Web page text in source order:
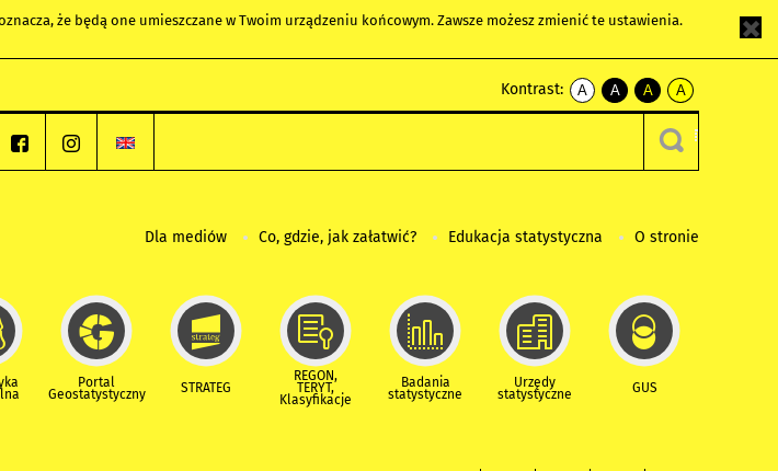
że będą one umieszczane w Twoim urządzeniu końcowym. Zawsze możesz zmienić te ustawienia.
Kontrast:
A
kontrast
A
kontrast
czarnym
A
kontrast
żółty
tekst
czarnym
A
kontrast
czarny
tekst
żółtym
Dla mediów Co, gdzie, jak załatwić? Edukacja statystyczna O stronie
Portal
Geostatystyczny STRATEG
REGON,
TERYT,
Klasyfikacje
Badania
statystyczne
Urzędy
statystyczne GUS